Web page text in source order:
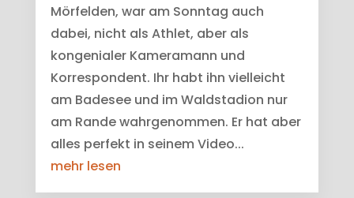
Mörfelden, war am Sonntag auch
dabei, nicht als Athlet, aber als
kongenialer Kameramann und
Korrespondent. Ihr habt ihn vielleicht
am Badesee und im Waldstadion nur
am Rande wahrgenommen. Er hat aber
alles perfekt in seinem Video...
mehr lesen